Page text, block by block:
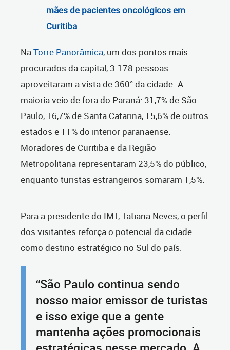
mães de pacientes oncológicos em
Curitiba
NaTorre Panorâmica, um dos pontos mais
procurados da capital, 3.178 pessoas
aproveitaram a vista de 360° da cidade. A
maioria veio de fora do Paraná: 31,7% de São
Paulo, 16,7% de Santa Catarina, 15,6% de outros
estados e 11% do interior paranaense.
Moradores de Curitiba e da Região
Metropolitana representaram 23,5% do público,
enquanto turistas estrangeiros somaram 1,5%.
Para a presidente do IMT, Tatiana Neves, o perfil
dos visitantes reforça o potencial da cidade
como destino estratégico no Sul do país.
“São Paulo continua sendo
nosso maior emissor de turistas
e isso exige que a gente
mantenha ações promocionais